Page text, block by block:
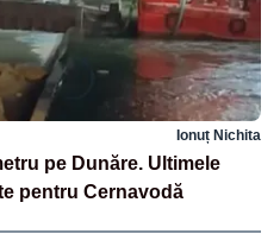
Ionuț Nichita
pe Dunăre. Ultimele
pentru Cernavodă